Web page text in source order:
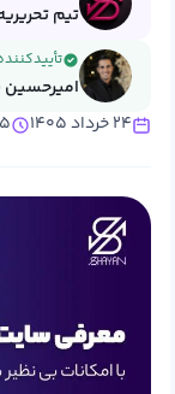
تیم
امیرحسین
۲۴ خرداد ۱۴۰۵
۲۵